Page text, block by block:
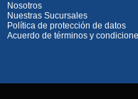
Nosotros
Nuestras Sucursales
Política de protección de datos
Acuerdo de términos y